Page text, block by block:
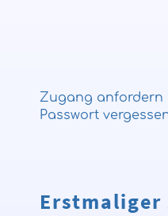
Zugang anfordern
Passwort
Erstmaliger